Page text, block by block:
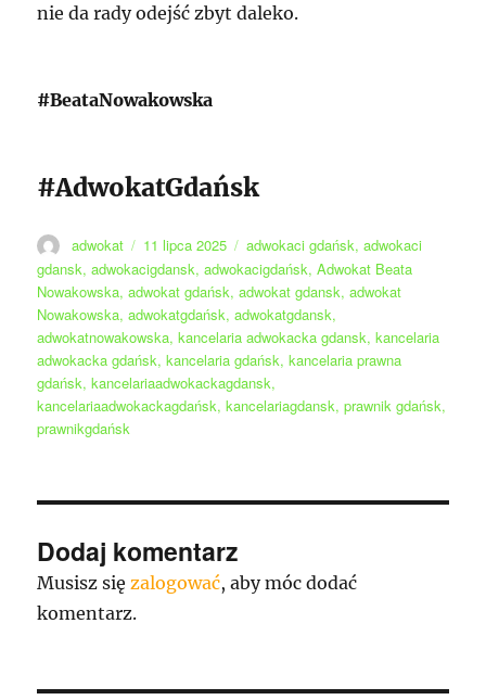
nie da rady odejść zbyt daleko.
#BeataNowakowska
#AdwokatGdańsk
Autor
adwokat
Data
publikacji
11 lipca 2025 Tagi
adwokaci gdańsk,adwokaci
gdansk,adwokacigdansk,adwokacigdańsk,Adwokat Beata
Nowakowska,adwokat gdańsk,adwokat gdansk,adwokat
Nowakowska,adwokatgdańsk,adwokatgdansk,
adwokatnowakowska,kancelaria adwokacka gdansk,kancelaria
adwokacka gdańsk,kancelaria gdańsk,kancelaria prawna
gdańsk,kancelariaadwokackagdansk,
kancelariaadwokackagdańsk,kancelariagdansk,prawnik gdańsk,
prawnikgdańsk
Dodaj komentarz
Musisz się zalogować, aby móc dodać
komentarz.